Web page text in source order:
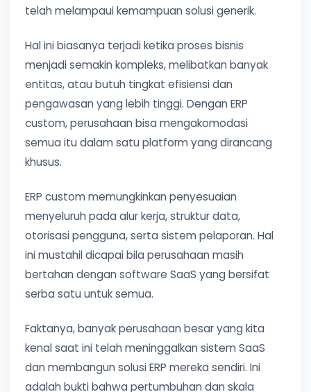
telah melampaui kemampuan solusi generik.
Hal ini biasanya terjadi ketika proses bisnis
menjadi semakin kompleks, melibatkan banyak
entitas, atau butuh tingkat efisiensi dan
pengawasan yang lebih tinggi. Dengan ERP
custom, perusahaan bisa mengakomodasi
semua itu dalam satu platform yang dirancang
khusus.
ERP custom memungkinkan penyesuaian
menyeluruh pada alur kerja, struktur data,
otorisasi pengguna, serta sistem pelaporan. Hal
ini mustahil dicapai bila perusahaan masih
bertahan dengan software SaaS yang bersifat
serba satu untuk semua.
Faktanya, banyak perusahaan besar yang kita
kenal saat ini telah meninggalkan sistem SaaS
dan membangun solusi ERP mereka sendiri. Ini
adalah bukti bahwa pertumbuhan dan skala